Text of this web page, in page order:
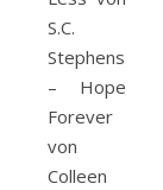
S.C.
Stephens
– Hope
Forever
von
Colleen